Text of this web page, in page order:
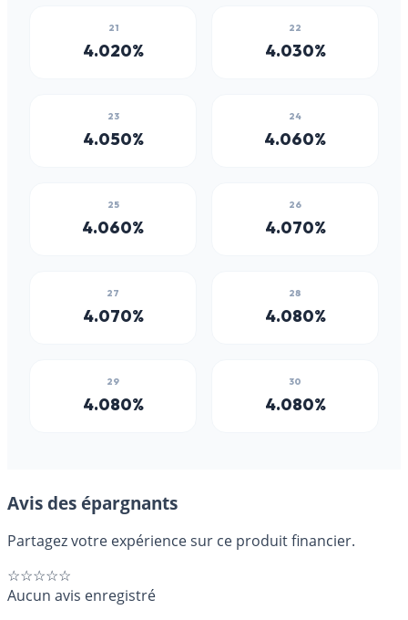
Avis des épargnants
Partagez votre expérience sur ce produit financier.
☆☆☆☆☆
Aucun avis enregistré